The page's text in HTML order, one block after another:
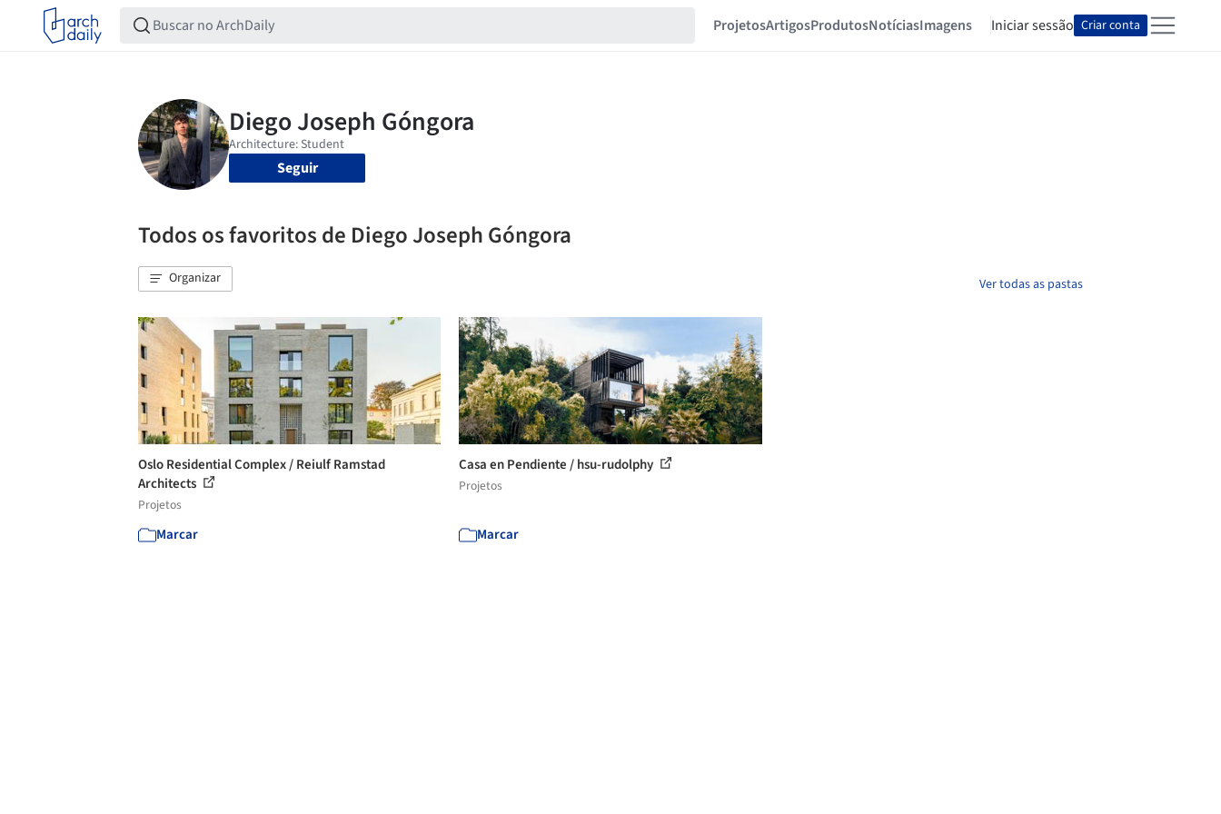
ProjetosArtigosProdutosNotíciasImagens Iniciar sessão Criar conta
Seguir
Todos os favoritos de Diego Joseph Góngora
Organizar Ver todas as pastas
Oslo Residential Complex / Reiulf Ramstad
Architects
Projetos
Marcar
Casa en Pendiente / hsu-rudolphy
Projetos
Marcar